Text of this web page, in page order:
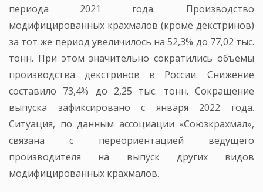
периода 2021 года. Производство
модифицированных крахмалов (кроме декстринов)
за тот же период увеличилось на 52,3% до 77,02 тыс.
тонн. При этом значительно сократились объемы
производства декстринов в России. Снижение
составило 73,4% до 2,25 тыс. тонн. Сокращение
выпуска зафиксировано с января 2022 года.
Ситуация, по данным ассоциации «Союзкрахмал»,
связана с переориентацией ведущего
производителя на выпуск других видов
модифицированных крахмалов.